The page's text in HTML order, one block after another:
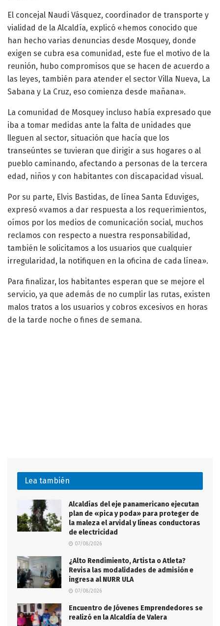
El concejal Naudi Vásquez, coordinador de transporte y
vialidad de la Alcaldía, explicó «hemos conocido que
han hecho varias denuncias desde Mosquey, donde
exigen se cubra esa comunidad, este fue el motivo de la
reunión, hubo compromisos que se hacen de acuerdo a
las leyes, también para atender el sector Villa Nueva, La
Sabana y La Cruz, eso comienza desde mañana».
La comunidad de Mosquey incluso había expresado que
iba a tomar medidas ante la falta de unidades que
lleguen al sector, situación que hacía que los
transeúntes se tuvieran que dirigir a sus hogares o al
pueblo caminando, afectando a personas de la tercera
edad, niños y con habitantes con discapacidad visual.
Por su parte, Elvis Bastidas, de línea Santa Eduviges,
expresó «vamos a dar respuesta a los requerimientos,
oímos por los medios de comunicación social, muchos
reclamos con respecto a nuestra responsabilidad,
también le solicitamos a los usuarios que cualquier
irregularidad, la notifiquen en la oficina de cada línea».
Para finalizar, los habitantes esperan que se mejore el
servicio, ya que además de no cumplir las rutas, existen
malos tratos a los usuarios y cobros excesivos en horas
de la tarde noche o fines de semana.
Lea también
Alcaldías del eje panamericano ejecutan
plan de «pica y poda» para proteger de
la maleza el arvidal y líneas conductoras
de electricidad
07/08/2026
¿Alto Rendimiento, Artista o Atleta?
Revisa las modalidades de admisión e
ingresa al NURR ULA
07/08/2026
Encuentro de Jóvenes Emprendedores se
realizó en la Alcaldía de Valera